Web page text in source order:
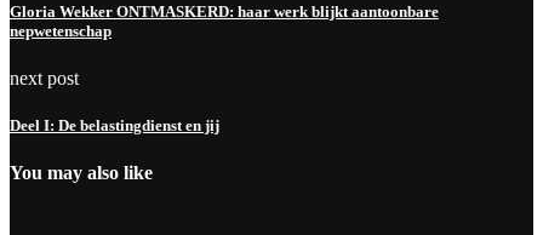
Gloria Wekker ONTMASKERD: haar werk blijkt aantoonbare
nepwetenschap
next post
Deel I: De belastingdienst en jij
You may also like